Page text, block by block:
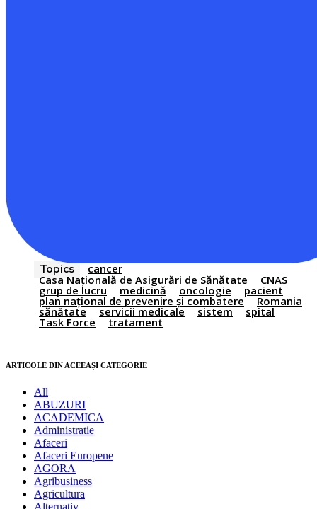
Topics
cancer
Casa Naţională de Asigurări de Sănătate
CNAS
grup de lucru medicină oncologie pacient
plan național de prevenire și combatere Romania
sănătate servicii medicale sistem spital
Task Force tratament
ARTICOLE DIN ACEEAȘI CATEGORIE
All
ABUZURI
ACADEMICA
Administratie
Afaceri
Afaceri Europene
AGORA
Agribusiness
Agricultura
Alternativ